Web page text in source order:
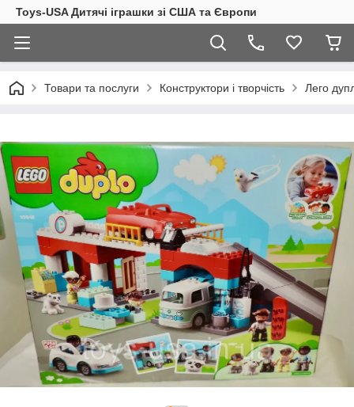
Toys-USA Дитячі іграшки зі США та Європи
Товари та послуги Конструктори і творчість Лего